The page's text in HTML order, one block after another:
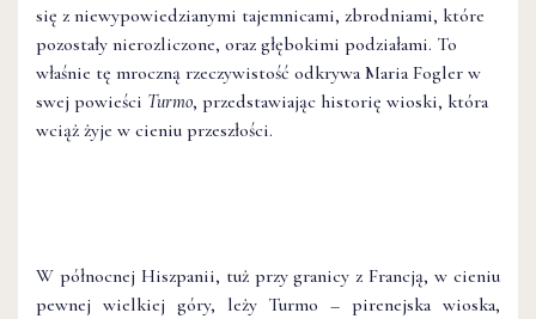
się z niewypowiedzianymi tajemnicami, zbrodniami, które
pozostały nierozliczone, oraz głębokimi podziałami. To
właśnie tę mroczną rzeczywistość odkrywa Maria Fogler w
swej powieści Turmo, przedstawiając historię wioski, która
wciąż żyje w cieniu przeszłości.
W północnej Hiszpanii, tuż przy granicy z Francją, w cieniu
pewnej wielkiej góry, leży Turmo – pirenejska wioska,